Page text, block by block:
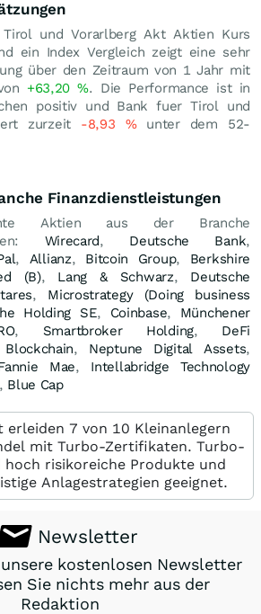
und Vorarlberg Akt Aktien Kurs
ein Index Vergleich zeigt eine sehr
über den Zeitraum von 1 Jahr mit
+63,20%. Die Performance ist in
positiv und Bank fuer Tirol und
zurzeit -8,93 %unter dem 52-
Finanzdienstleistungen
Aktien aus der Branche
Wirecard, Deutsche Bank,
, Allianz, Bitcoin Group, Berkshire
(B), Lang & Schwarz, Deutsche
, Microstrategy (Doing business
Holding SE, Coinbase, Münchener
, Smartbroker Holding, DeFi
, Neptune Digital Assets,
Mae, Intellabridge Technology
Blue Cap
erleiden 7 von 10 Kleinanlegern
mit Turbo-Zertifikaten. Turbo-
risikoreiche Produkte und
Anlagestrategien geeignet.
Newsletter
kostenlosen Newsletter
Sie nichts mehr aus der
Redaktion